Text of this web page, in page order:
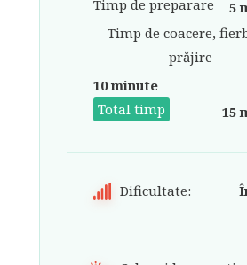
Timp de preparare
5
Timp de coacere,
prăjire
10 minute
Total timp
15
Dificultate: